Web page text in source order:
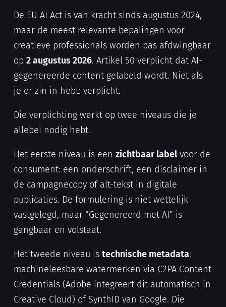
De EU AI Act is van kracht sinds augustus 2024,
maar de meest relevante bepalingen voor
creatieve professionals worden pas afdwingbaar
op 2 augustus 2026. Artikel 50 verplicht dat AI-
gegenereerde content gelabeld wordt. Niet als
je er zin in hebt: verplicht.
Die verplichting werkt op twee niveaus die je
allebei nodig hebt.
Het eerste niveau is een zichtbaar labelvoor de
consument: een onderschrift, een disclaimer in
de campagnecopy of alt-tekst in digitale
publicaties. De formulering is niet wettelijk
vastgelegd, maar “Gegenereerd met AI” is
gangbaar en volstaat.
Het tweede niveau is technische metadata:
machineleesbare watermerken via C2PA Content
Credentials (Adobe integreert dit automatisch in
Creative Cloud) of SynthID van Google. Die